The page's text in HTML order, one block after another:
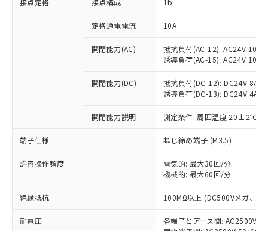
接点定格 接点構成 1b
定格通電電流 10A
開閉能力(AC)
抵抗負荷(AC-12): AC24V 10A/
誘導負荷(AC-15): AC24V
開閉能力(DC)
抵抗負荷(DC-12): DC24V 8A/
誘導負荷(DC-13): DC24V 4A/
開閉能力説明 測定条件: 周囲温度 20±2℃、
端子仕様 ねじ締め端子 (M3.5)
許容操作頻度
電気的: 最大30回/分
機械的: 最大60回/分
絶縁抵抗 100MΩ以上 (DC500Vメガ、点
耐電圧
各端子とアース間: AC2500V
ご利用条件
以下の条件をお読みいただき、同意のうえ
本サービスは、当社制御機器事業取扱
商品の当社在庫状況および標準価格
(税抜)を提供させていただくもので
当社制御機器事業取扱商品の中には、
本サービスの対象外となる商品もある
ことをご了承ください。
在庫状況および標準価格照会結果は、
記載している更新日時点での社内デー
タに基づき作成されるものであり、閲
準価格とは異なる場合があることをご
対応予定：EU RoHS指令（10物質）の非含
有に対応した製品に切り替える予定のある
対応予定なし：EU RoHS指令（10物質）の
非含有に非対応の商品で、対応品を出す予
調査・確認中：EU RoHS指令（10物質）の
非含有の対応状況を調査中または確認中の
非該当品：ライセンス料など無形物で、有
害物質有無と関係のない商品です。
仕入先様の事情により、非含有部品として
いたものが、含有品と判明した場合などや
むを得ず変更することがあります。
*EU RoHS指令（10物質）：
鉛(Pb) 1000ppm以下、 水銀(Hg) 1000ppm以下、 カド
六価クロム(Cr(Ⅵ)) 1000ppm以下、ポリ臭化ビフェニル
「○」：最大均質材料含有率が中国RoHSの
基準値以下であることを示します。
「×」：最大均質材料含有率が中国RoHSの
基準値を超えていることを示します。
「－」：未確認です。当社販売部門へお問
当社は、これら貴社製品のうち、外国
為替および外国貿易法に定める商品
（以下｢規制貨物等」という）を輸出
または国外への提供する場合は、日本
国政府の輸出許可(または役務取引許
可)を取得するなどの必要な手続きを